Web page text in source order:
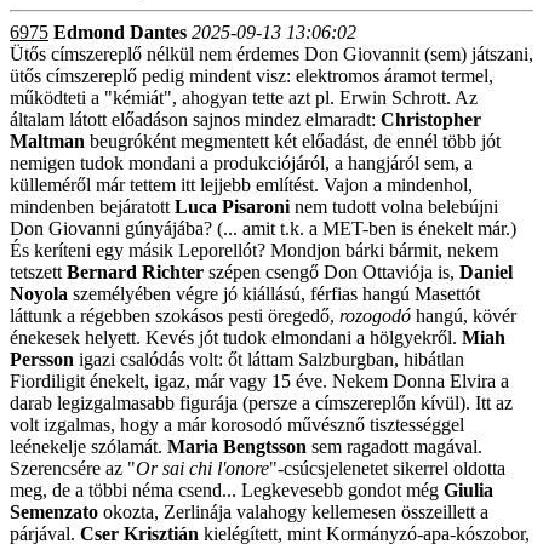
6975 Edmond Dantes 2025-09-13 13:06:02
Ütős címszereplő nélkül nem érdemes Don Giovannit (sem) játszani,
ütős címszereplő pedig mindent visz: elektromos áramot termel,
működteti a "kémiát", ahogyan tette azt pl. Erwin Schrott. Az
általam látott előadáson sajnos mindez elmaradt: Christopher
Maltman beugróként megmentett két előadást, de ennél több jót
nemigen tudok mondani a produkciójáról, a hangjáról sem, a
külleméről már tettem itt lejjebb említést. Vajon a mindenhol,
mindenben bejáratott Luca Pisaroni nem tudott volna belebújni
Don Giovanni gúnyájába? (... amit t.k. a MET-ben is énekelt már.)
És keríteni egy másik Leporellót? Mondjon bárki bármit, nekem
tetszett Bernard Richter szépen csengő Don Ottaviója is, Daniel
Noyola személyében végre jó kiállású, férfias hangú Masettót
láttunk a régebben szokásos pesti öregedő, rozogodó hangú, kövér
énekesek helyett. Kevés jót tudok elmondani a hölgyekről. Miah
Persson igazi csalódás volt: őt láttam Salzburgban, hibátlan
Fiordiligit énekelt, igaz, már vagy 15 éve. Nekem Donna Elvira a
darab legizgalmasabb figurája (persze a címszereplőn kívül). Itt az
volt izgalmas, hogy a már korosodó művésznő tisztességgel
leénekelje szólamát. Maria Bengtsson sem ragadott magával.
Szerencsére az "Or sai chi l'onore"-csúcsjelenetet sikerrel oldotta
meg, de a többi néma csend... Legkevesebb gondot még Giulia
Semenzato okozta, Zerlinája valahogy kellemesen összeillett a
párjával. Cser Krisztián kielégített, mint Kormányzó-apa-kószobor,